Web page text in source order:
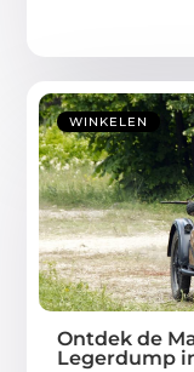
WINKELEN
Ontdek de
Legerdump